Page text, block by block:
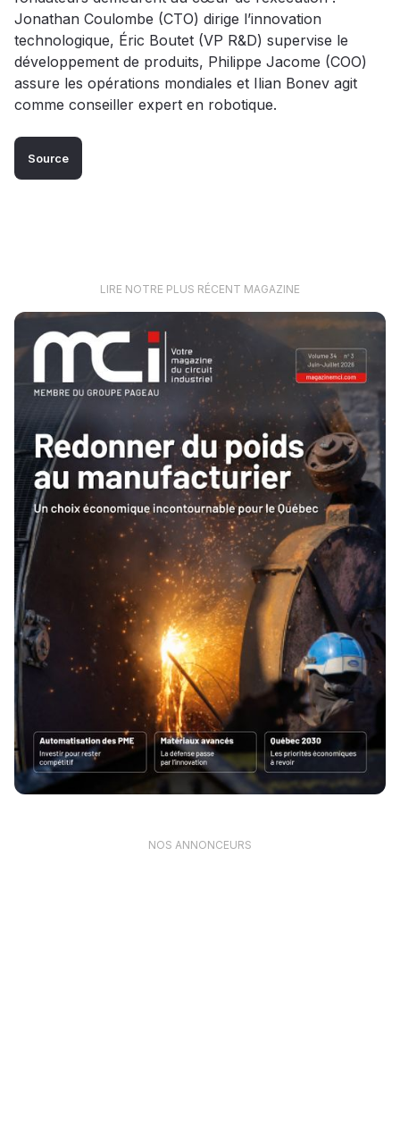
Jonathan Coulombe (CTO) dirige l’innovation
technologique, Éric Boutet (VP R&D) supervise le
développement de produits, Philippe Jacome (COO)
assure les opérations mondiales et Ilian Bonev agit
comme conseiller expert en robotique.
Source
LIRE NOTRE PLUS RÉCENT MAGAZINE
NOS ANNONCEURS